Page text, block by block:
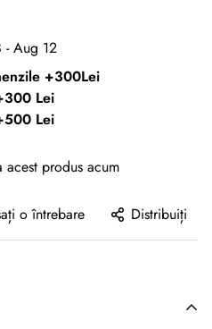
Aug 12
+300Lei
Lei
Lei
acest produs acum
o întrebare Distribuiți